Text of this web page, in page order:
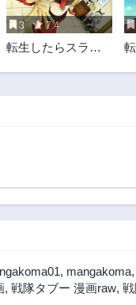
3ヶ月前
第34話
3ヶ月前
第29話
第4話
2年前
3 7.4
転生したらスライ
ニティ～
, mangakoma,
, 戦隊タブー 漫画raw,